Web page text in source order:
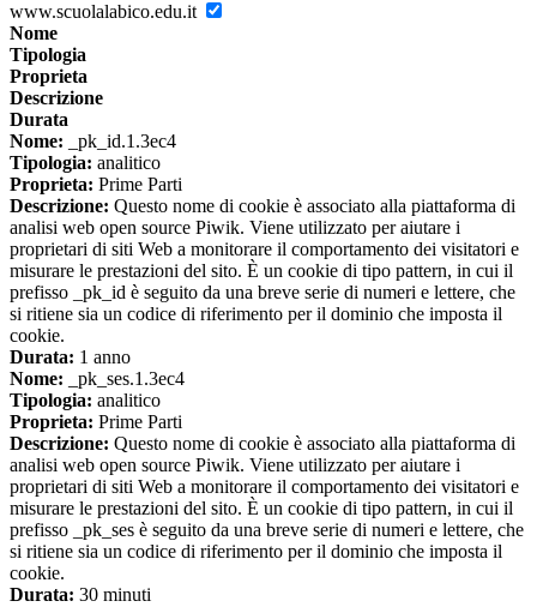
www.scuolalabico.edu.it
Nome
Tipologia
Proprieta
Descrizione
Durata
Nome: _pk_id.1.3ec4
Tipologia: analitico
Proprieta: Prime Parti
Descrizione: Questo nome di cookie è associato alla piattaforma di
analisi web open source Piwik. Viene utilizzato per aiutare i
proprietari di siti Web a monitorare il comportamento dei visitatori e
misurare le prestazioni del sito. È un cookie di tipo pattern, in cui il
prefisso _pk_id è seguito da una breve serie di numeri e lettere, che
si ritiene sia un codice di riferimento per il dominio che imposta il
cookie.
Durata: 1 anno
Nome: _pk_ses.1.3ec4
Tipologia: analitico
Proprieta: Prime Parti
Descrizione: Questo nome di cookie è associato alla piattaforma di
analisi web open source Piwik. Viene utilizzato per aiutare i
proprietari di siti Web a monitorare il comportamento dei visitatori e
misurare le prestazioni del sito. È un cookie di tipo pattern, in cui il
prefisso _pk_ses è seguito da una breve serie di numeri e lettere, che
si ritiene sia un codice di riferimento per il dominio che imposta il
cookie.
Durata: 30 minuti